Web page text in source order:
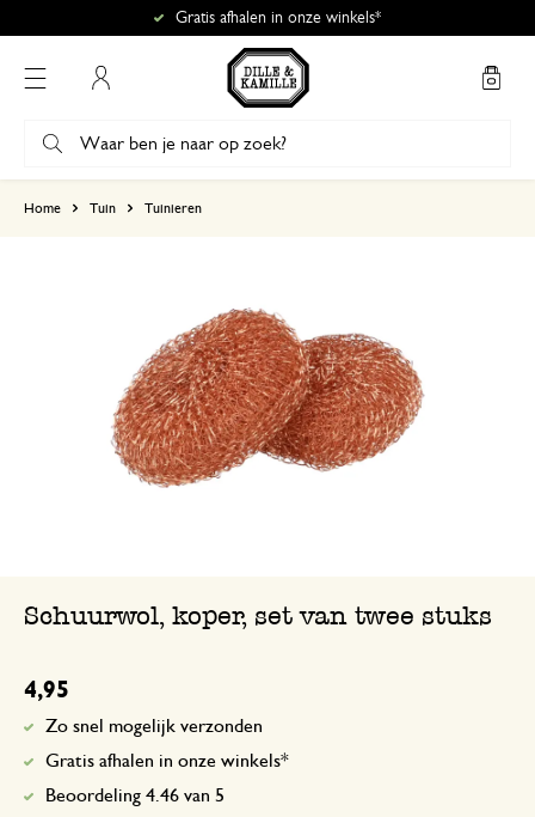
Gratis afhalen in onze winkels*
Home Tuin Tuinieren
Schuurwol, koper, set van twee stuks
4,95
Zo snel mogelijk verzonden
Gratis afhalen in onze winkels*
Beoordeling 4.46 van 5
2
1
Uitstekende bescherming van
slakken!